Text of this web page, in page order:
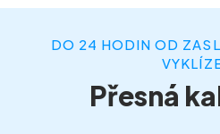
DO 24 HODIN OD
Přesná